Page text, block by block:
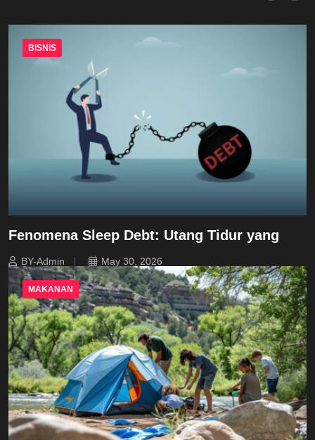
BISNIS
Fenomena Sleep Debt: Utang Tidur yang
BY-Admin May 30, 2026
MAKANAN